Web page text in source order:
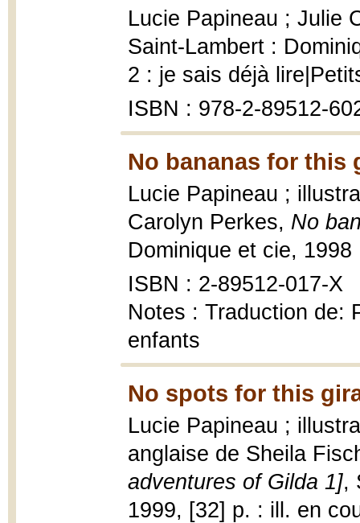
Lucie Papineau ; Julie
Saint-Lambert :
2 : je sais déjà
ISBN : 978-2-89512-
No bananas for this
Lucie Papineau ;
Carolyn Perkes, No
Dominique et cie, 1998
ISBN : 2-89512-017-X
Notes : Traduction de:
enfants
No spots for this
Lucie Papineau ;
anglaise de Sheila
adventures of Gilda 1],
1999, [32] p. : ill. en